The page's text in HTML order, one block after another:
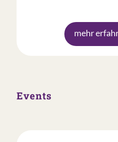
mehr
Events